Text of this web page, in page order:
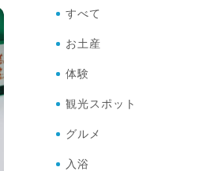
すべて
お土産
体験
観光スポット
グルメ
入浴